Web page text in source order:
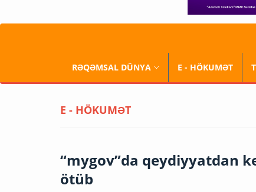
RƏQƏMSAL DÜNYA E - HÖKUMƏT
E - HÖKUMƏT
“mygov”da qeydiyyatdan
ötüb